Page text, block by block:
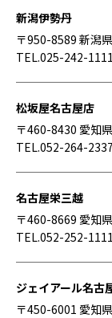
新潟伊勢丹
〒950-8589 新潟
TEL.025-242-1111
松坂屋名古屋店
〒460-8430 愛知
TEL.052-264-2337
名古屋栄三越
〒460-8669 愛知
TEL.052-252-1111
ジェイアール名古
〒450-6001 愛知